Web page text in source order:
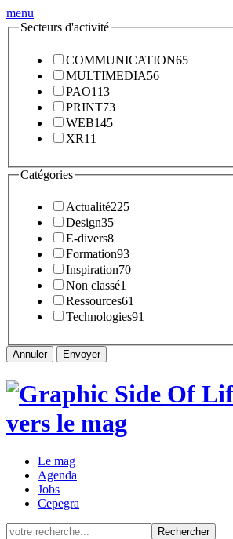
menu
Secteurs d'activité
COMMUNICATION65
MULTIMEDIA56
PAO113
PRINT73
WEB145
XR11
Catégories
Actualité225
Design35
E-divers8
Formation93
Inspiration70
Non classé1
Ressources61
Technologies91
Le mag
Agenda
Jobs
Cepegra
Rechercher